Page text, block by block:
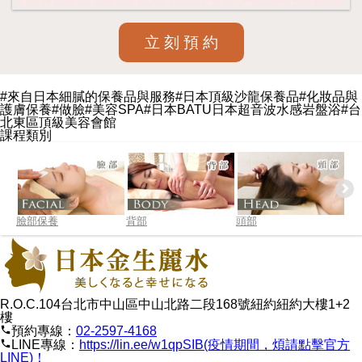
立 刻 預 約
#來自日本細膩的保養品與服務#日本頂級沙龍保養品#化妝品與
護膚保養#做臉#美容SPA#日本BATU日本超音波水感岩盤浴#台
北東區頂級美容會館
課程類別
臉部保養 背部 頭部
R.O.C.104台北市中山區中山北路二段168號紐約紐約大樓1+2
樓
phone預約專線： 02-2597-4168
phone LINE專線： https://lin.ee/w1qpSIB(疫情期間，煩請點擊官方
LINE)！